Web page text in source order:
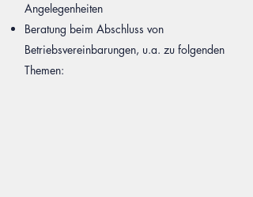
Angelegenheiten
Beratung beim Abschluss von
Betriebsvereinbarungen, u.a. zu folgenden
Themen:​